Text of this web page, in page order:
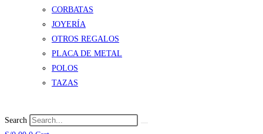
CORBATAS
JOYERÍA
OTROS REGALOS
PLACA DE METAL
POLOS
TAZAS
Search